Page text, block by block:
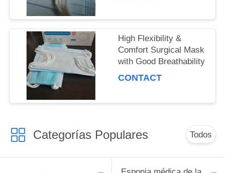
MAPA
DEL
SITIO
PRIVACY
High Flexibility &
Comfort Surgical Mask
with Good Breathability
CONTACT
Categorías Populares Todos